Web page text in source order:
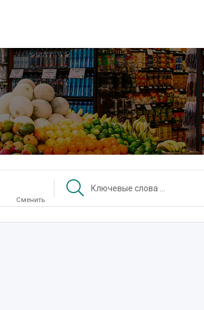
Сменить